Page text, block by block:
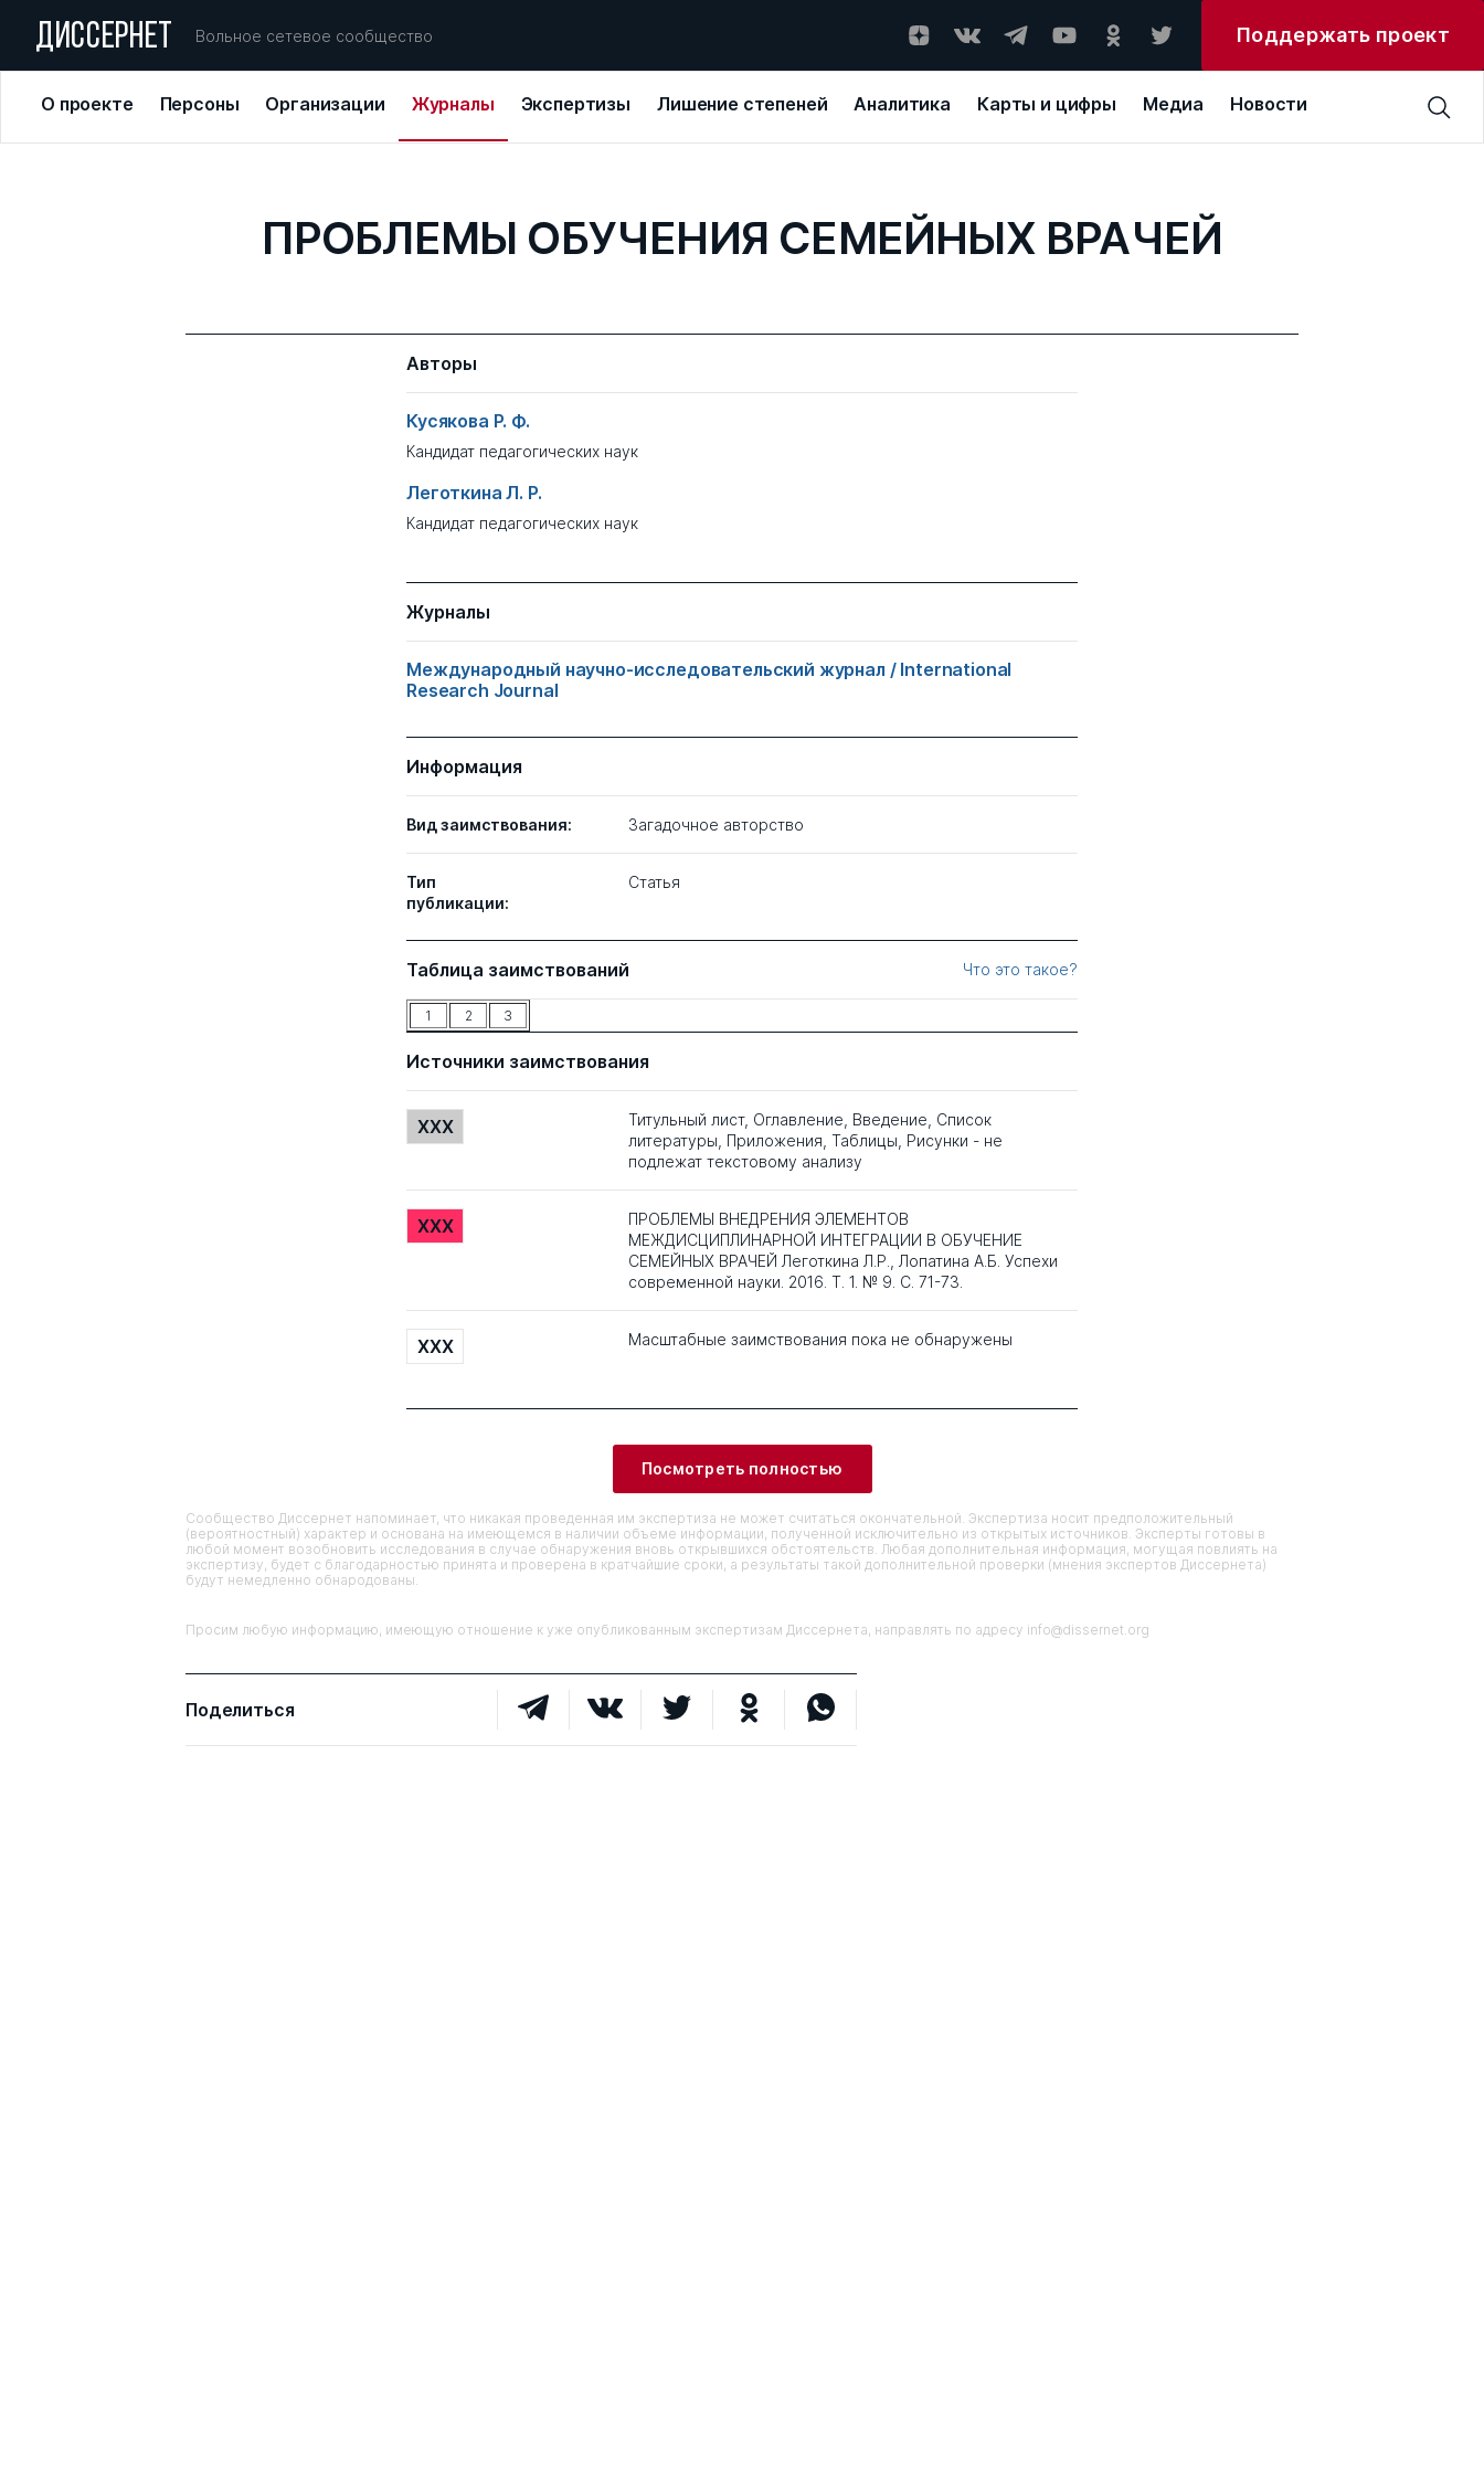
ДИССЕРНЕТ Вольное сетевое сообщество Поддержать проект
О проекте Персоны Организации Журналы Экспертизы Лишение степеней Аналитика Карты и цифры Медиа Новости
ПРОБЛЕМЫ ОБУЧЕНИЯ СЕМЕЙНЫХ ВРАЧЕЙ
Авторы
Кусякова Р. Ф.
Кандидат педагогических наук
Леготкина Л. Р.
Кандидат педагогических наук
Журналы
Международный научно-исследовательский журнал / International
Research Journal
Информация
Вид заимствования: Загадочное авторство
Тип
публикации:
Статья
Таблица заимствований Что это такое?
1 2 3
Источники заимствования
XXX
Титульный лист, Оглавление, Введение, Список
литературы, Приложения, Таблицы, Рисунки - не
подлежат текстовому анализу
XXX
ПРОБЛЕМЫ ВНЕДРЕНИЯ ЭЛЕМЕНТОВ
МЕЖДИСЦИПЛИНАРНОЙ ИНТЕГРАЦИИ В ОБУЧЕНИЕ
СЕМЕЙНЫХ ВРАЧЕЙ Леготкина Л.Р., Лопатина А.Б. Успехи
современной науки. 2016. Т. 1. № 9. С. 71-73.
XXX Масштабные заимствования пока не обнаружены
Посмотреть полностью
Сообщество Диссернет напоминает, что никакая проведенная им экспертиза не может считаться окончательной. Экспертиза носит предположительный
(вероятностный) характер и основана на имеющемся в наличии объеме информации, полученной исключительно из открытых источников. Эксперты готовы в
любой момент возобновить исследования в случае обнаружения вновь открывшихся обстоятельств. Любая дополнительная информация, могущая повлиять на
экспертизу, будет с благодарностью принята и проверена в кратчайшие сроки, а результаты такой дополнительной проверки (мнения экспертов Диссернета)
будут немедленно обнародованы.
Просим любую информацию, имеющую отношение к уже опубликованным экспертизам Диссернета, направлять по адресу info@dissernet.org
Поделиться